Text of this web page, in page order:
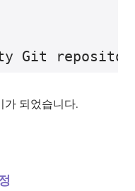
가 되었습니다.